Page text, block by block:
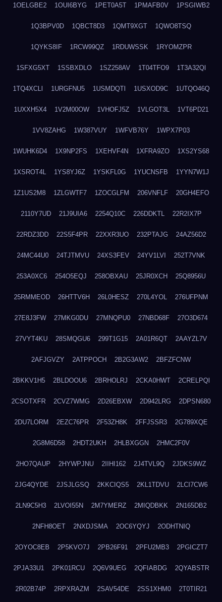
1OELGBE2 1OUI6BYG 1PET0A5T 1PMAFB0V 1PSGIWB2
1Q3BPV0D 1QBCT8D3 1QMT9XGT 1QWO8TSQ
1QYKS8IF 1RCW99QZ 1RDUWSSK 1RYOMZPR
1SFXG5XT 1SSBXDLO 1SZ258AV 1T04TFO9 1T3A32QI
1TQ4XCLI 1URGFNU5 1USMDQTI 1USXOD9C 1UTQO46Q
1UXXH5X4 1V2M00OW 1VHOFJ5Z 1VLGOT3L 1VT6PD21
1VV8ZAHG 1W387VUY 1WFVB76Y 1WPX7P03
1WUHK6D4 1X9NP2FS 1XEHVF4N 1XFRA9ZO 1XS2YS68
1XSROT4L 1YS8YJ6Z 1YSKFL0G 1YUCNSFB 1YYN7W1J
1Z1US2M8 1ZLGWTF7 1ZOCGLFM 206VNFLF 20GH4EFO
2110Y7UD 21J9UIA6 2254Q10C 226DDKTL 22R2IX7P
22RDZ3DD 22S5F4PR 22XXR3UO 232PTAJG 24AZ56D2
24MC44U0 24TJTMVU 24XS3FEV 24YV1LVI 252T7VNK
253A0XC6 254O5EQJ 258OBXAU 25JR0XCH 25Q8956U
25RMMEOD 26HTTV6H 26L0HESZ 270L4YOL 276UFPNM
27E8J3FW 27MKG0DU 27MNQPU0 27NBD68F 27O3D674
27VYT4KU 28SMQGU6 299T1G15 2A01R6QT 2AAYZL7V
2AFJGVZY 2ATPPOCH 2B2G3AW2 2BFZFCNW
2BKKV1H5 2BLDOOU6 2BRHOLRJ 2CKA0HWT 2CRELPQI
2CSOTXFR 2CVZ7WMG 2D26EBXW 2D942LRG 2DPSN680
2DU7LORM 2EZC76PR 2F53ZH8K 2FFJSSR3 2G789XQE
2G8M6D58 2HDT2UKH 2HLBXGGN 2HMC2F0V
2HO7QAUP 2HYWPJNU 2IIHI162 2J4TVL9Q 2JDKS9WZ
2JG4QYDE 2JSJLGSQ 2KKCIQS5 2KL1TDVU 2LCI7CW6
2LN9C5H3 2LVOI55N 2M7YMERZ 2MIQDBKK 2N165DB2
2NFH8OET 2NXDJSMA 2OC6YQYJ 2ODHTNIQ
2OYOC8EB 2P5KVO7J 2PB26F91 2PFU2MB3 2PGICZT7
2PJA33U1 2PK01RCU 2Q6V9UEG 2QFIABDG 2QYABSTR
2R02B74P 2RPXRAZM 2SAV54DE 2SS1XHM0 2T0TIR21